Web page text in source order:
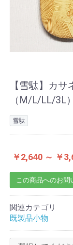
【雪駄】カ
（M/L/LL/3L）
雪駄
￥2,640 ～ ￥
この商品へのお問
関連カテゴリ
既製品小物
お買い